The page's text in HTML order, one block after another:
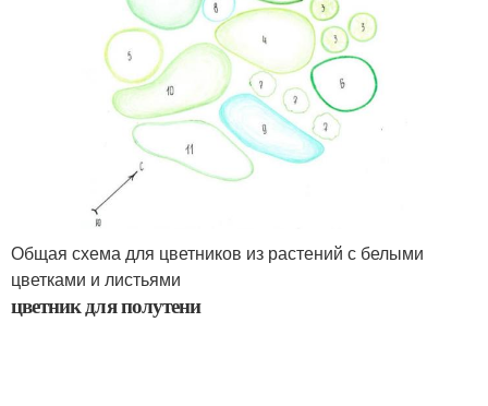
Общая схема для цветников из растений с белыми
цветками и листьями
цветник для полутени